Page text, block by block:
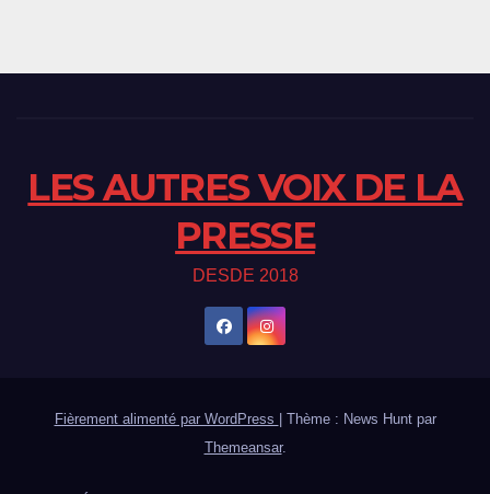
LES AUTRES VOIX DE LA
PRESSE
DESDE 2018
Fièrement alimenté par WordPress
Thème : News Hunt par
Themeansar.